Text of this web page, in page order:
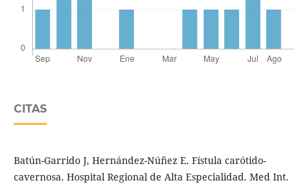
CITAS
Batún-Garrido J, Hernández-Núñez E. Fístula carótido-
cavernosa. Hospital Regional de Alta Especialidad. Med Int.